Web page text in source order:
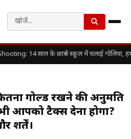
14 साल के छात्र ने स्कूल में चलाई गोलियां,
गोल्ड रखने की अनुमति
आपको टैक्स देना होगा?
शर्तें।